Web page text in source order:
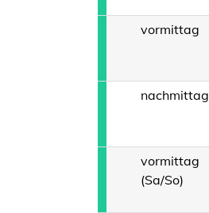
vormittag
nachmittag
vormittag
(Sa/So)